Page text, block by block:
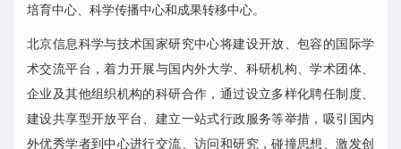
培育中心、科学传播中心和成果转移中心。
北京信息科学与技术国家研究中心将建设开放、包容的国际学
术交流平台，着力开展与国内外大学、科研机构、学术团体、
企业及其他组织机构的科研合作，通过设立多样化聘任制度、
建设共享型开放平台、建立一站式行政服务等举措，吸引国内
外优秀学者到中心进行交流、访问和研究，碰撞思想、激发创